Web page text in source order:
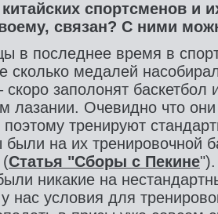
китайских спортсменов
связан? С ними
в последнее время в
сколько медалей
заполонят баскетбол
лазании. Очевидно что
тренируют
на их тренировочной
(Статья "Сборы с Пекине
никакие на
нас условия для